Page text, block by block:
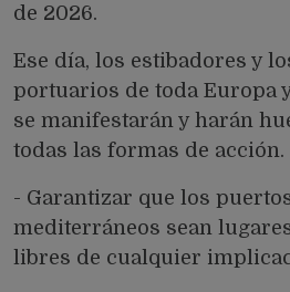
de 2026.
Ese día, los estibadores y
portuarios de toda Europa
se manifestarán y harán
todas las formas de acción.
- Garantizar que los
mediterráneos sean
libres de cualquier